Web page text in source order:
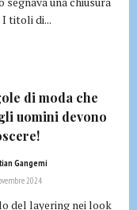
I titoli di...
di moda che
uomini devono
Gangemi
2024
del layering nei look